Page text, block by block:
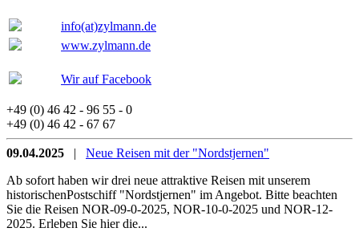
info(at)zylmann.de
www.zylmann.de
Wir auf Facebook
+49 (0) 46 42 - 96 55 - 0
+49 (0) 46 42 - 67 67
09.04.2025 | Neue Reisen mit der "Nordstjernen"
Ab sofort haben wir drei neue attraktive Reisen mit unserem
historischenPostschiff "Nordstjernen" im Angebot. Bitte beachten
Sie die Reisen NOR-09-0-2025, NOR-10-0-2025 und NOR-12-
2025. Erleben Sie hier die...